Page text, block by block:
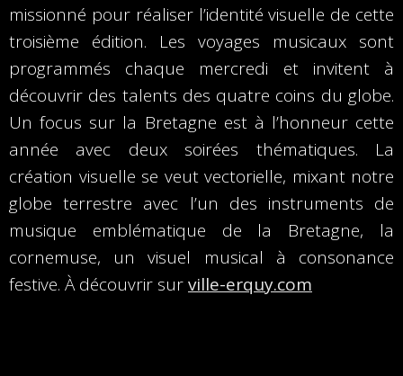
missionné pour réaliser l’identité visuelle de cette
troisième édition. Les voyages musicaux sont
programmés chaque mercredi et invitent à
découvrir des talents des quatre coins du globe.
Un focus sur la Bretagne est à l’honneur cette
année avec deux soirées thématiques. La
création visuelle se veut vectorielle, mixant notre
globe terrestre avec l’un des instruments de
musique emblématique de la Bretagne, la
cornemuse, un visuel musical à consonance
festive. À découvrir surville-erquy.com